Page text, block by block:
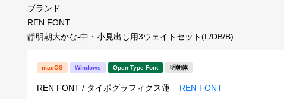
ブランド
REN FONT
靜明朝大かな-中・小見出し用3ウェイトセット(L/DB/B)
macOS Windows Open Type Font 明朝体
REN FONT / タイポグラフィクス蓮 REN FONT